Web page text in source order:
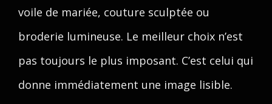
voile de mariée, couture sculptée ou
broderie lumineuse. Le meilleur choix n’est
pas toujours le plus imposant. C’est celui qui
donne immédiatement une image lisible.